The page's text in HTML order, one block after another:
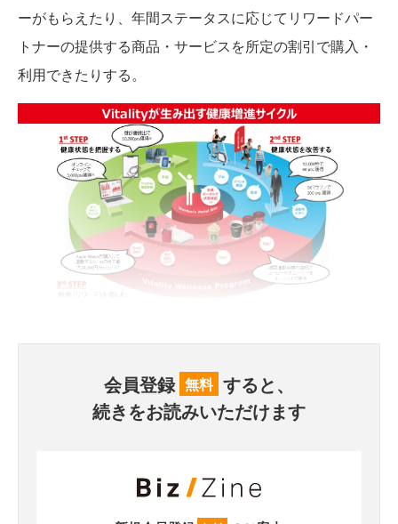
ーがもらえたり、年間ステータスに応じてリワードパー
トナーの提供する商品・サービスを所定の割引で購入・
利用できたりする。
会員登録 無料 すると、
続きをお読みいただけます